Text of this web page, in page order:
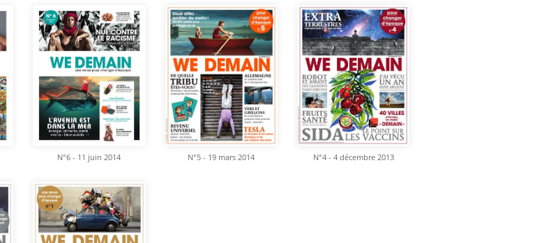
N°6 - 11 juin 2014 N°5 - 19 mars 2014 N°4 - 4 décembre 2013